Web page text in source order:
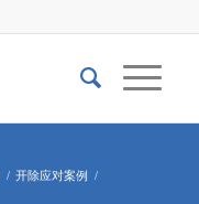
/ 开除应对案例 /